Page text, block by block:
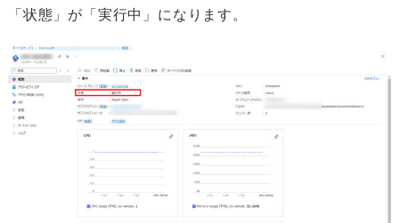
「状態」が「実行中」になります。